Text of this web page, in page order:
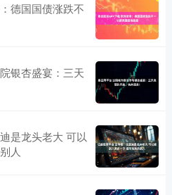
德国国债涨跌不
银杏盛宴：三天
是龙头老大 可以
人